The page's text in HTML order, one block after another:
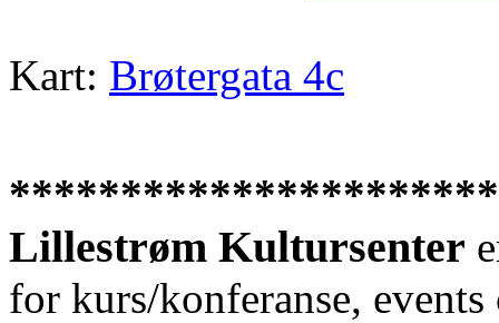
Kart: Brøtergata 4c
Lillestrøm Kultursenter
for kurs/konferanse,